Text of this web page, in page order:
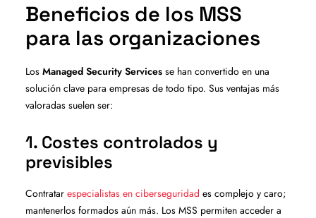
Beneficios de los MSS
para las organizaciones
Los Managed Security Services se han convertido en una
solución clave para empresas de todo tipo. Sus ventajas más
valoradas suelen ser:
1. Costes controlados y
previsibles
Contratar especialistas en ciberseguridad es complejo y caro;
mantenerlos formados aún más. Los MSS permiten acceder a